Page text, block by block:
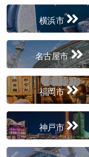
横浜市
名古屋市
福岡市
神戸市